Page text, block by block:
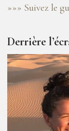
»»» Suivez le
Derrière